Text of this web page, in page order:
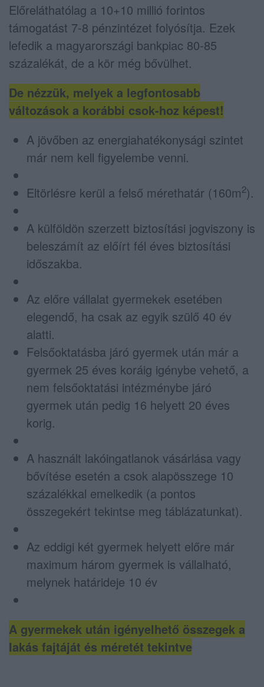
Előreláthatólag a 10+10 millió forintos
támogatást 7-8 pénzintézet folyósítja. Ezek
lefedik a magyarországi bankpiac 80-85
százalékát, de a kör még bővülhet.
De nézzük, melyek a legfontosabb
változások a korábbi csok-hoz képest!
A jövőben az energiahatékonysági szintet
már nem kell figyelembe venni.
Eltörlésre kerül a felső mérethatár (160m2).
A külföldön szerzett biztosítási jogviszony is
beleszámít az előírt fél éves biztosítási
időszakba.
Az előre vállalat gyermekek esetében
elegendő, ha csak az egyik szülő 40 év
alatti.
Felsőoktatásba járó gyermek után már a
gyermek 25 éves koráig igénybe vehető, a
nem felsőoktatási intézménybe járó
gyermek után pedig 16 helyett 20 éves
korig.
A használt lakóingatlanok vásárlása vagy
bővítése esetén a csok alapösszege 10
százalékkal emelkedik (a pontos
összegekért tekintse meg táblázatunkat).
Az eddigi két gyermek helyett előre már
maximum három gyermek is vállalható,
melynek határideje 10 év
A gyermekek után igényelhető összegek a
lakás fajtáját és méretét tekintve